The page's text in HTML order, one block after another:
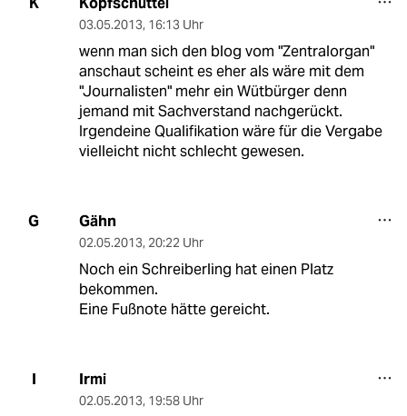
03.05.2013, 16:13 Uhr
wenn man sich den blog vom "Zentralorgan"
anschaut scheint es eher als wäre mit dem
"Journalisten" mehr ein Wütbürger denn
jemand mit Sachverstand nachgerückt.
Irgendeine Qualifikation wäre für die Vergabe
vielleicht nicht schlecht gewesen.
G Gähn
02.05.2013, 20:22 Uhr
Noch ein Schreiberling hat einen Platz
bekommen.
Eine Fußnote hätte gereicht.
I Irmi
02.05.2013, 19:58 Uhr